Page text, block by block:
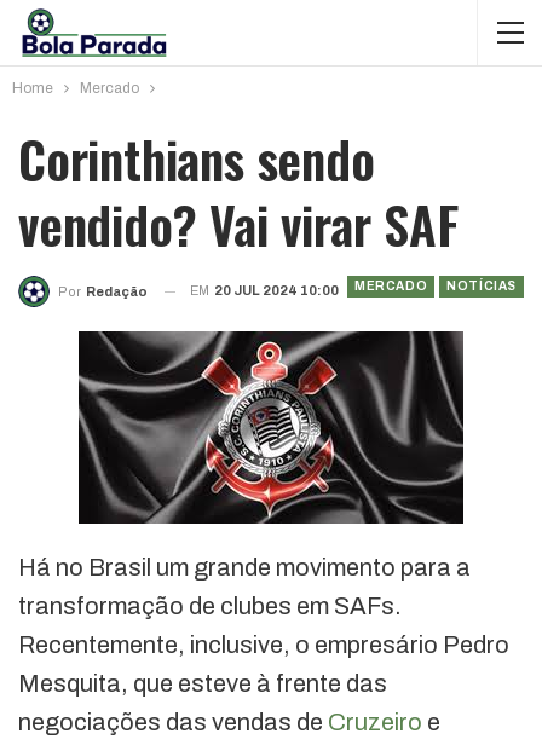
Home Mercado
Corinthians sendo
vendido? Vai virar SAF
MERCADO NOTÍCIAS
Por Redação EM 20 JUL 2024 10:00
Há no Brasil um grande movimento para a
transformação de clubes em SAFs.
Recentemente, inclusive, o empresário Pedro
Mesquita, que esteve à frente das
negociações das vendas de Cruzeiro e